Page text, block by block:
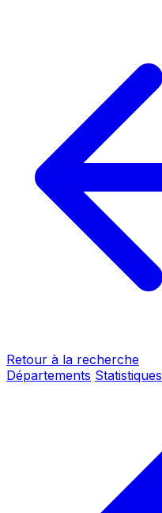
Retour à la recherche
Départements Statistiques